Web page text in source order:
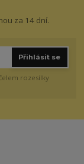
za 14 dní.
Přihlásit se
rozesílky